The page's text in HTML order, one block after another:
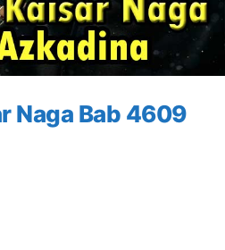
Naga Bab 4609